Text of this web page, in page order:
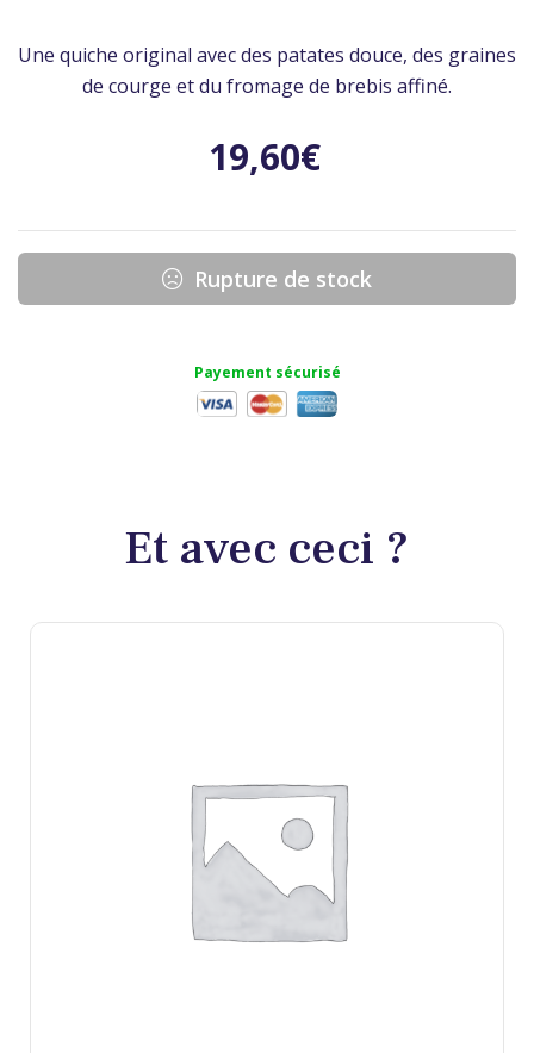
Une quiche original avec des patates douce, des graines
de courge et du fromage de brebis affiné.
19,60€
Rupture de stock
Payement sécurisé
Et avec ceci ?